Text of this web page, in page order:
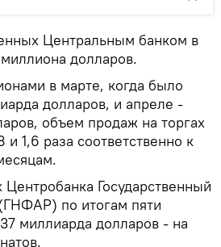
Центральным банком в
долларов.
в марте, когда было
долларов, и апреле -
объем продаж на торгах
1,6 раза соответственно к
Государственный
по итогам пяти
миллиарда долларов - на